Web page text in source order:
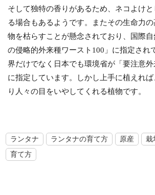
そして独特の香りがあるため、ネコよけ
る場合もあるようです。またその生命力
物を枯らすことが懸念されており、国際
の侵略的外来種ワースト100」に指定され
界だけでなく日本でも環境省が「要注意外
に指定しています。しかし上手に植えれ
り人々の目をいやしてくれる植物です。
ランタナ ランタナの育て方 原産 栽
育て方